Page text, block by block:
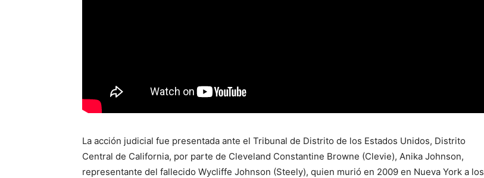
La acción judicial fue presentada ante el Tribunal de Distrito de los Estados Unidos, Distrito
Central de California, por parte de Cleveland Constantine Browne (Clevie), Anika Johnson,
representante del fallecido Wycliffe Johnson (Steely), quien murió en 2009 en Nueva York a los